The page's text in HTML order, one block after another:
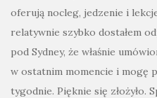
oferują nocleg, jedzenie i
relatywnie szybko dostałem
pod Sydney, że właśnie
w ostatnim momencie i mogę
tygodnie. Pięknie się złożyło.